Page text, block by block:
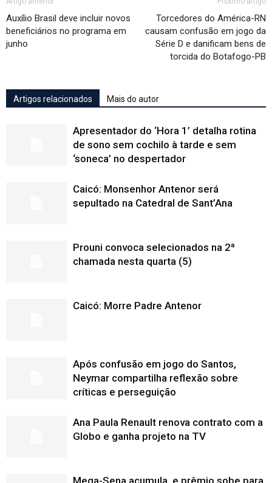
Auxílio Brasil deve incluir novos
beneficiários no programa em
junho
Torcedores do América-RN
causam confusão em jogo da
Série D e danificam bens de
torcida do Botafogo-PB
Artigos relacionados Mais do autor
Apresentador do ‘Hora 1’ detalha rotina
de sono sem cochilo à tarde e sem
‘soneca’ no despertador
Caicó: Monsenhor Antenor será
sepultado na Catedral de Sant’Ana
Prouni convoca selecionados na 2ª
chamada nesta quarta (5)
Caicó: Morre Padre Antenor
Após confusão em jogo do Santos,
Neymar compartilha reflexão sobre
críticas e perseguição
Ana Paula Renault renova contrato com a
Globo e ganha projeto na TV
Mega-Sena acumula, e prêmio sobe para